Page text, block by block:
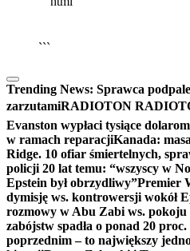
```
Trending News: Sprawca
zarzutamiRADIOTON
Evanston wypłaci tysiące
w ramach reparacjiKanada:
Ridge. 10 ofiar śmiertelnych,
policji 20 lat temu: “wszyscy w
Epstein był obrzydliwy”Premier
dymisję ws. kontrowersji wokół
rozmowy w Abu Zabi ws.
zabójstw spadła o ponad 20
poprzednim – to największy